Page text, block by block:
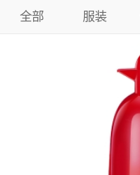
全部 服装